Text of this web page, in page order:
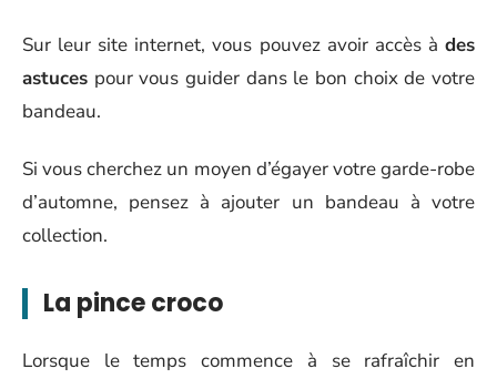
Sur leur site internet, vous pouvez avoir accès à des
astuces pour vous guider dans le bon choix de votre
bandeau.
Si vous cherchez un moyen d’égayer votre garde-robe
d’automne, pensez à ajouter un bandeau à votre
collection.
La pince croco
Lorsque le temps commence à se rafraîchir en